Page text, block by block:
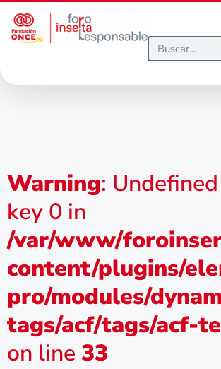
Warning:
key 0 in
/var/www/
content/plugins/
pro/modules/
tags/acf/tags/acf-
on line 33